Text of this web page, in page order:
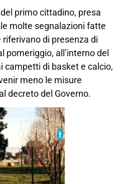
primo cittadino, presa
molte segnalazioni fatte
di presenza di
pomeriggio, all’interno del
campetti di basket e calcio,
meno le misure
decreto del Governo.